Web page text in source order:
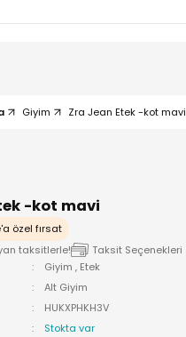
Giyim Zra Jean Etek -kot mavi
-kot mavi
özel fırsat
taksitlerle!
Taksit Seçenekleri
Giyim , Etek
Alt Giyim
HUKXPHKH3V
Stokta var
Geri Dön
Geri Dön